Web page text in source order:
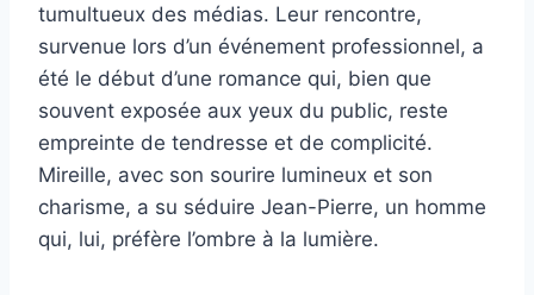
tumultueux des médias. Leur rencontre,
survenue lors d’un événement professionnel, a
été le début d’une romance qui, bien que
souvent exposée aux yeux du public, reste
empreinte de tendresse et de complicité.
Mireille, avec son sourire lumineux et son
charisme, a su séduire Jean-Pierre, un homme
qui, lui, préfère l’ombre à la lumière.